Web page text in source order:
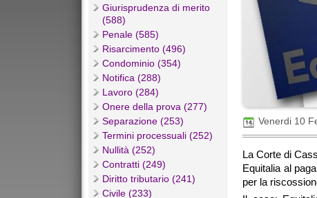
Giurisprudenza di merito
(588)
Penale (585)
Risarcimento (496)
Condominio (354)
Notifica (288)
Lavoro (284)
Onere della prova (277)
Separazione (253)
Termini processuali (252)
Nullità (252)
Contratti (249)
Diritto tributario (241)
Civile (233)
Venerdi 10
La Corte di
Equitalia al
per la